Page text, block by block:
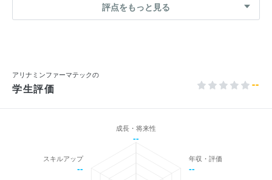
評点をもっと見る
アリナミンファーマテックの
学生評価 --
成長・将来性
--
年収・評価
--
スキルアップ
--